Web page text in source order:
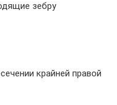
зебру
крайней правой